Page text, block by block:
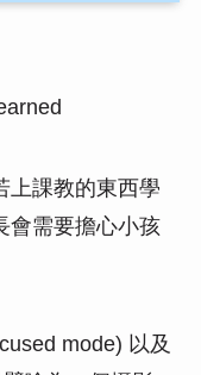
上課教的東西學
會需要擔心小孩
mode) 以及